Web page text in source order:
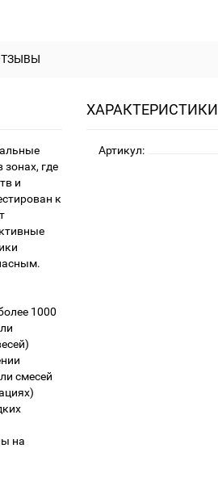
где
и
к
1000
смесей
на
ХАРАКТЕРИСТИКИ
Артикул: